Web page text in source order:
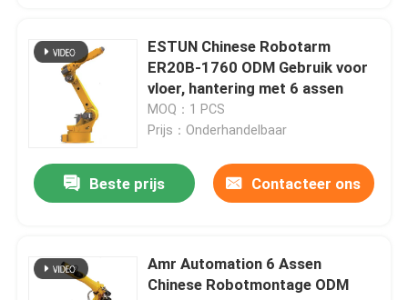
Roboteronderdelen
Chinees Robotwapen
Automatische palletschermrobot
-Robotwapen
ESTUN Chinese Robotarm
ER20B-1760 ODM Gebruik voor
vloer, hantering met 6 assen
MOQ：1 PCS
Prijs：Onderhandelbaar
Beste prijs Contacteer ons
Amr Automation 6 Assen
Chinese Robotmontage ODM